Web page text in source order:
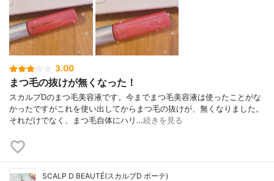
3.00
まつ毛の抜けが無くなった！
スカルプDのまつ毛美容液です。今までまつ毛美容液は使ったことがな
かったですがこれを使い出してからまつ毛の抜けが、無くなりました。
それだけでなく、まつ毛自体にハリ…続きを見る
SCALP D BEAUTÉ(スカルプD ボーテ)